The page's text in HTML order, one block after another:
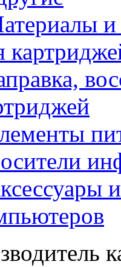
и